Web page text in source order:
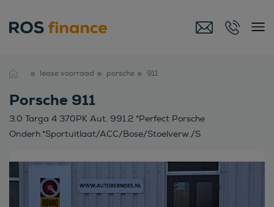
lease voorraad porsche 911
Porsche 911
3.0 Targa 4 370PK Aut. 991.2 *Perfect Porsche
Onderh.*Sportuitlaat/ACC/Bose/Stoelverw./S